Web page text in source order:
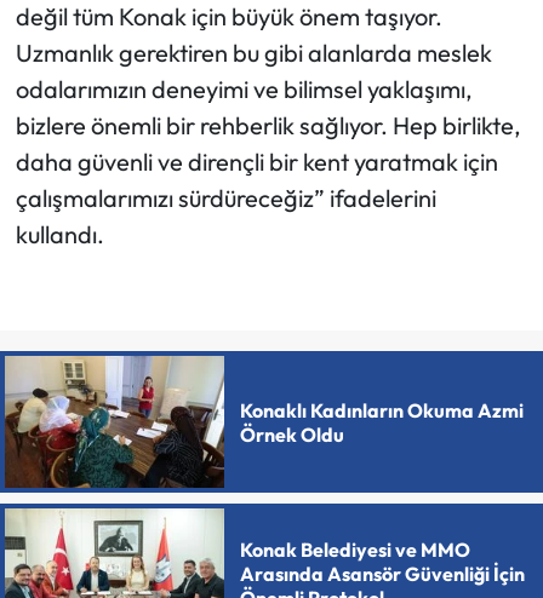
değil tüm Konak için büyük önem taşıyor.
Uzmanlık gerektiren bu gibi alanlarda meslek
odalarımızın deneyimi ve bilimsel yaklaşımı,
bizlere önemli bir rehberlik sağlıyor. Hep birlikte,
daha güvenli ve dirençli bir kent yaratmak için
çalışmalarımızı sürdüreceğiz” ifadelerini
kullandı.
Konaklı Kadınların Okuma Azmi
Örnek Oldu
Konak Belediyesi ve MMO
Arasında Asansör Güvenliği İçin